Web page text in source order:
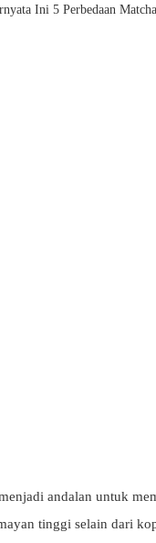
Ini 5 Perbedaan
andalan untuk
tinggi selain dari